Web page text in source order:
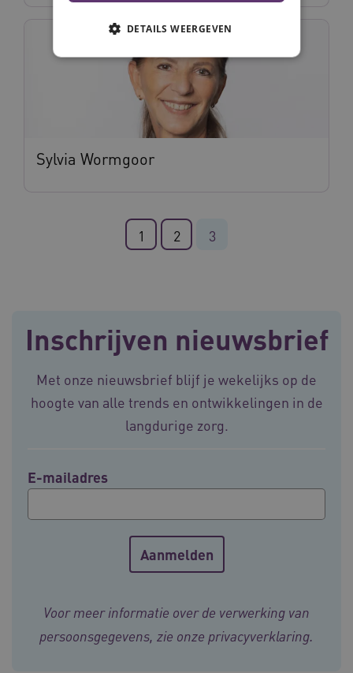
Sylvia Wormgoor
1 2 3
Inschrijven nieuwsbrief
Met onze nieuwsbrief blijf je wekelijks op de
hoogte van alle trends en ontwikkelingen in de
langdurige zorg.
E-mailadres
Voor meer informatie over de verwerking van
persoonsgegevens, zie onze privacyverklaring.
DETAILS WEERGEVEN
Noodzakelijke cookies
Analytische cookies
Marketing cookies
Deze functionele en technische cookies zorgen
ervoor dat de website werkt. Deze cookies
worden altijd geplaatst en maken geen inbreuk
__Secure-ROLLOUT_TOKEN
__Secure-YNID
.vimeo.com
50
weken